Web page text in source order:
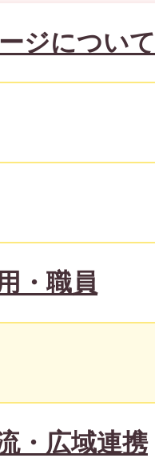
ジについて
・職員
・広域連携